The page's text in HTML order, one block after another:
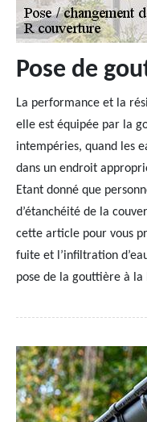
Pose de
La performance et la
elle est équipée par la
intempéries, quand les
dans un endroit
Etant donné que
d’étanchéité de la
cette article pour vous
fuite et l’infiltration
pose de la gouttière à